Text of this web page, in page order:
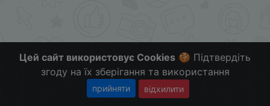
Цей сайт використовує Cookies 🍪 Підтвердіть
згоду на їх зберігання та використання
прийняти відхилити